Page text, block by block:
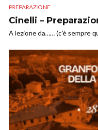
PREPARAZIONE
Cinelli –
A lezione da…… (c’è sempre